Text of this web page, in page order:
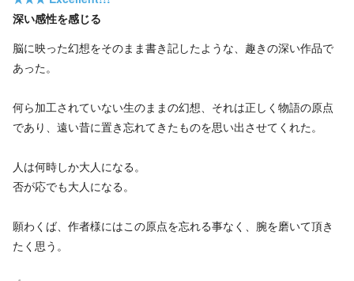
深い感性を感じる
脳に映った幻想をそのまま書き記したような、趣きの深い作品で
あった。
何ら加工されていない生のままの幻想、それは正しく物語の原点
であり、遠い昔に置き忘れてきたものを思い出させてくれた。
人は何時しか大人になる。
否が応でも大人になる。
願わくば、作者様にはこの原点を忘れる事なく、腕を磨いて頂き
たく思う。